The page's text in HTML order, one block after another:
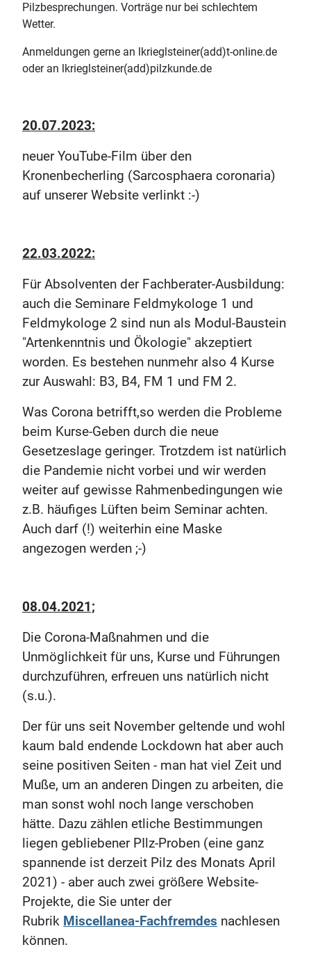
Pilzbesprechungen. Vorträge nur bei schlechtem
Wetter.
Anmeldungen gerne an lkrieglsteiner(add)t-online.de
oder an lkrieglsteiner(add)pilzkunde.de
20.07.2023:
neuer YouTube-Film über den
Kronenbecherling (Sarcosphaera coronaria)
auf unserer Website verlinkt :-)
22.03.2022:
Für Absolventen der Fachberater-Ausbildung:
auch die Seminare Feldmykologe 1 und
Feldmykologe 2 sind nun als Modul-Baustein
"Artenkenntnis und Ökologie" akzeptiert
worden. Es bestehen nunmehr also 4 Kurse
zur Auswahl: B3, B4, FM 1 und FM 2.
Was Corona betrifft,so werden die Probleme
beim Kurse-Geben durch die neue
Gesetzeslage geringer. Trotzdem ist natürlich
die Pandemie nicht vorbei und wir werden
weiter auf gewisse Rahmenbedingungen wie
z.B. häufiges Lüften beim Seminar achten.
Auch darf (!) weiterhin eine Maske
angezogen werden ;-)
08.04.2021;
Die Corona-Maßnahmen und die
Unmöglichkeit für uns, Kurse und Führungen
durchzuführen, erfreuen uns natürlich nicht
(s.u.).
Der für uns seit November geltende und wohl
kaum bald endende Lockdown hat aber auch
seine positiven Seiten - man hat viel Zeit und
Muße, um an anderen Dingen zu arbeiten, die
man sonst wohl noch lange verschoben
hätte. Dazu zählen etliche Bestimmungen
liegen gebliebener PIlz-Proben (eine ganz
spannende ist derzeit Pilz des Monats April
2021) - aber auch zwei größere Website-
Projekte, die Sie unter der
Rubrik Miscellanea-Fachfremdes nachlesen
können.